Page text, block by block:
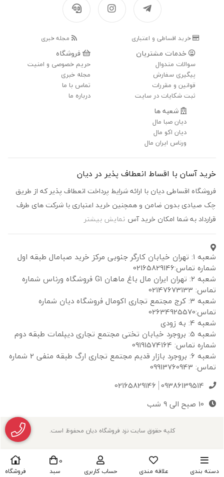
دسته بندی علاقه مندی حساب کاربری
0
سبد فروشگاه
خرید اقساطی و اعتباری مجله خبری
خدمات مشتریان
سوالات متدوال
پیگیری سفارش
قوانین و مقررات
ثبت شکایات در سایت
فروشگاه
حریم خصوصی و امنیت
مجله خبری
تماس با ما
درباره ما
شعبه ها
دیان صبا مال
دیان اکو مال
ورناس ایران مال
خرید آسان با اقساط انعطاف پذیر در دیان
فروشگاه اقساطی دیان با ارائه شرایط پرداخت انعطاف پذیر که از طریق
چک صیادی بدون ضامن و همچنین خرید اعتباری با شرکت های طرف
قرارداد به شما امکان خرید آس نمایش بیشتر
شعبه ۱: تهران خیابان کارگر جنوبی مرکز خرید صبامال طبقه اول
شماره تماس:02165829146
شعبه ۲: تهران ایران مال باغ ماهان G1 فروشگاه ورناس شماره
تماس: 02147673133
شعبه ۳: کرج مجتمع تجاری اکومال فروشگاه دیان شماره
تماس:02634925570
شعبه 4: به زودی
شعبه 5: بروجرد خیابان تختی مجتمع تجاری دیپلمات طبقه دوم
شماره تماس: 09191574164
شعبه 6: بروجرد بازار قدیم مجتمع تجاری ارگ طبقه منفی 2 شماره
تماس: 09913760943
09386139514
02165829146
10 صبح الی 9 شب
کلیه حقوق سایت نزد فروشگاه دیان محفوظ است.